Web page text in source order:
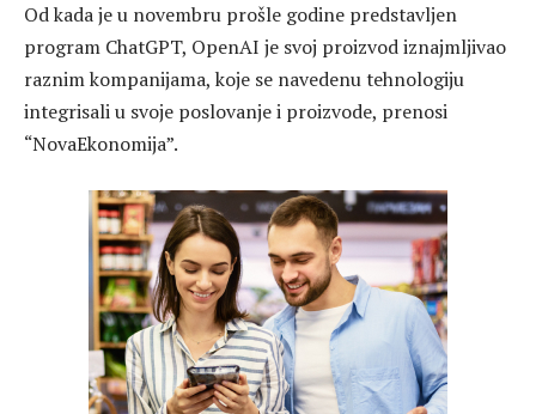
Od kada je u novembru prošle godine predstavljen
program ChatGPT, OpenAI je svoj proizvod iznajmljivao
raznim kompanijama, koje se navedenu tehnologiju
integrisali u svoje poslovanje i proizvode, prenosi
“NovaEkonomija”.